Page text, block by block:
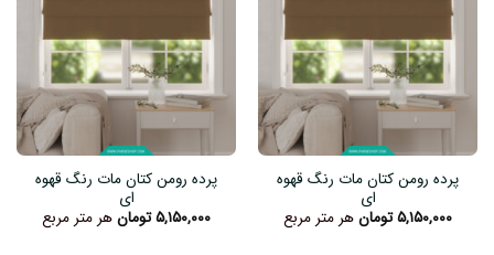
پرده رومن کتان مات رنگ قهوه
ای
۵,۱۵۰,۰۰۰تومانهر متر مربع
پرده رومن کتان مات رنگ قهوه
ای
۵,۱۵۰,۰۰۰تومانهر متر مربع